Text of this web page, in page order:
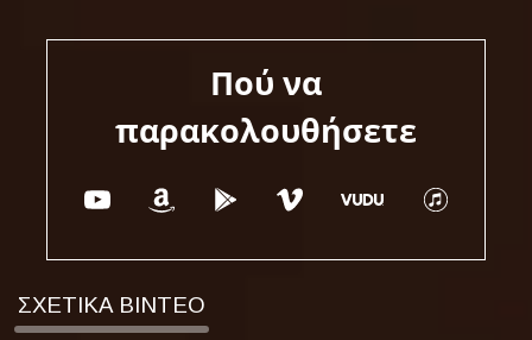
Πού να
παρακολουθήσετε
ΣΧΕΤΙΚΑ ΒΙΝΤΕΟ